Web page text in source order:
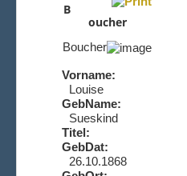
B
oucher
Boucher
Vorname:
Louise
GebName:
Sueskind
Titel:
GebDat:
26.10.1868